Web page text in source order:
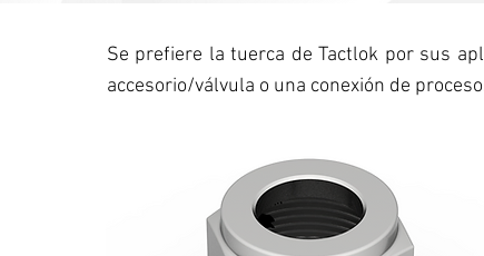
Se prefiere la tuerca de Tactlok por sus
accesorio/válvula o una conexión de